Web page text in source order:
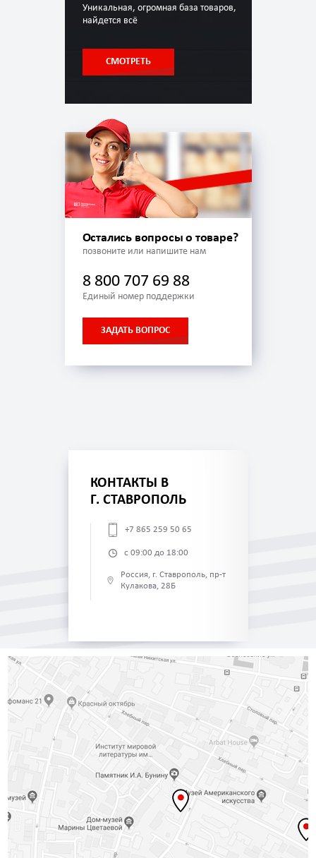
Уникальная, огромная база товаров,
найдется всё
СМОТРЕТЬ
Остались вопросы о товаре?
позвоните или напишите нам
8 800 707 69 88
Единый номер поддержки
ЗАДАТЬ ВОПРОС
КОНТАКТЫ В
Г. СТАВРОПОЛЬ
+7 865 259 50 65
с 09:00 до 18:00
Россия, г. Ставрополь, пр-т
Кулакова, 28Б